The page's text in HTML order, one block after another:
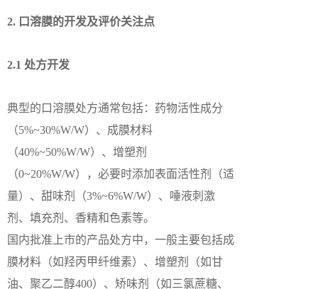
2. 口溶膜的开发及评价关注点
2.1 处方开发
典型的口溶膜处方通常包括：药物活性成分
（5%~30%W/W）、成膜材料
（40%~50%W/W）、增塑剂
（0~20%W/W），必要时添加表面活性剂（适
量）、甜味剂（3%~6%W/W）、唾液刺激
剂、填充剂、香精和色素等。
国内批准上市的产品处方中，一般主要包括成
膜材料（如羟丙甲纤维素）、增塑剂（如甘
油、聚乙二醇400）、矫味剂（如三氯蔗糖、